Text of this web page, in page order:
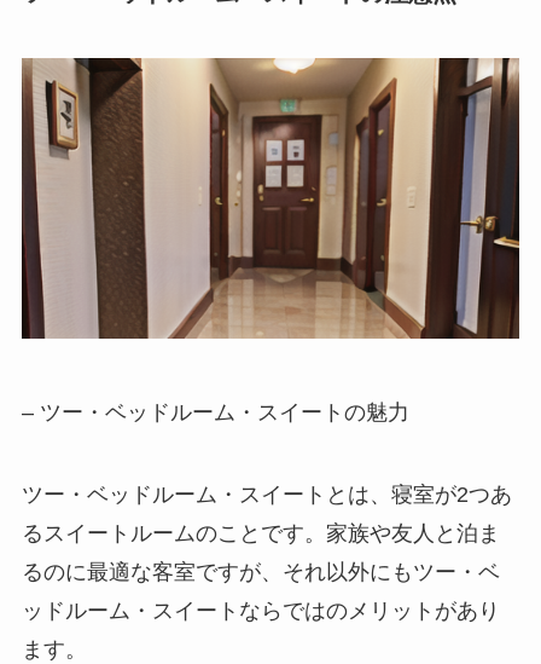
– ツー・ベッドルーム・スイートの魅力
ツー・ベッドルーム・スイートとは、 寝室が2つあ
るスイートルームのことです。家族や友人と泊ま
るのに最適な客室ですが、それ以外にもツー・ベ
ッドルーム・スイートならではのメリットがあり
ます。